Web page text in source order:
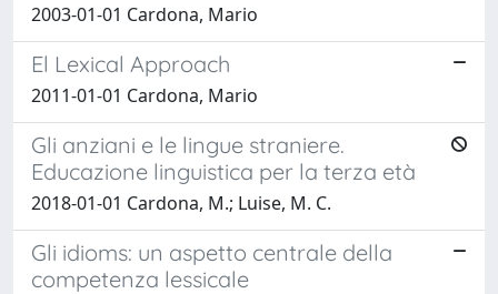
2003-01-01 Cardona, Mario
El Lexical Approach
2011-01-01 Cardona, Mario
Gli anziani e le lingue straniere.
Educazione linguistica per la terza età
2018-01-01 Cardona, M.; Luise, M. C.
Gli idioms: un aspetto centrale della
competenza lessicale